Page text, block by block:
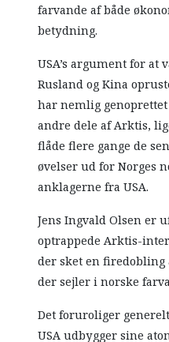
farvande af både
betydning.
USA’s argument for
Rusland og Kina
har nemlig
andre dele af Arktis,
flåde flere gange de
øvelser ud for Norges
anklagerne fra USA.
Jens Ingvald Olsen er
optrappede Arktis-
der sket en
der sejler i norske
Det foruroliger
USA udbygger sine